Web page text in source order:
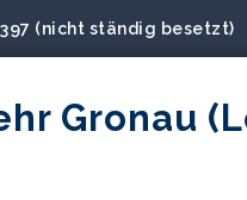
(nicht ständig besetzt)
Gronau